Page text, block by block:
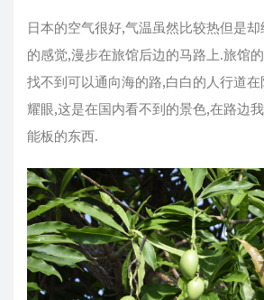
日本的空气很好,气温虽然比较热但是
的感觉,漫步在旅馆后边的马路上.旅馆
找不到可以通向海的路,白白的人行道
耀眼,这是在国内看不到的景色,在路边
能板的东西.